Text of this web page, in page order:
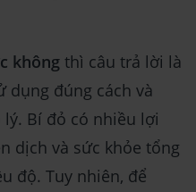
không thì câu trả lời là
dụng đúng cách và
Bí đỏ có nhiều lợi
dịch và sức khỏe tổng
độ. Tuy nhiên, để